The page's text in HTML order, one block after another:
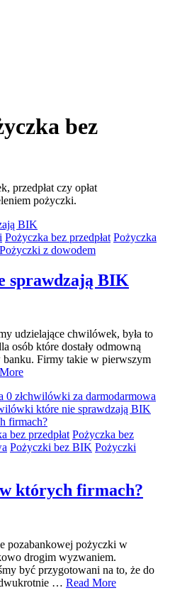
bez
przedpłat czy opłat
pożyczki.
Pożyczka bez przedpłat Pożyczka
Pożyczki z dowodem
sprawdzają BIK
udzielające chwilówek, była to
osób które dostały odmowną
Firmy takie w pierwszym
0 złchwilówki za darmodarmowa
które nie sprawdzają BIK
bez przedpłat Pożyczka bez
Pożyczki bez BIK Pożyczki
w których firmach?
pozabankowej pożyczki w
drogim wyzwaniem.
być przygotowani na to, że do
… Read More